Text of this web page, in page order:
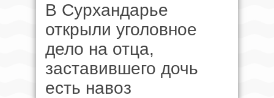
В Сурхандарье
открыли уголовное
дело на отца,
заставившего дочь
есть навоз